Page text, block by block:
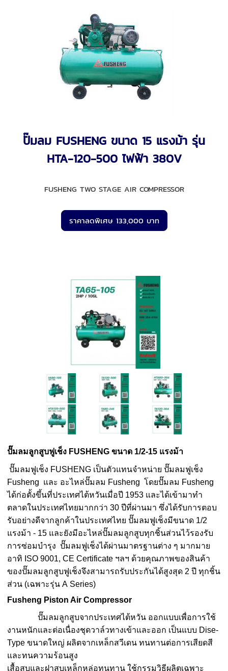
ปั๊มลม FUSHENG ขนาด 15 แรงม้า รุ่น
HTA-120-500 ไฟฟ้า 380V
FUSHENG TWO STAGE AIR COMPRESSOR
ราคาลดพิเศษ 133,000 บาท
ปั๊มลมลูกสูบฟูเช็ง FUSHENG ขนาด 1/2-15 แรงม้า
ปั๊มลมฟูเช็ง FUSHENG เป็นตัวแทนจำหน่าย ปั๊มลมฟูเช็ง
Fusheng และ อะไหล่ปั๊มลม Fusheng โดยปั๊มลม Fusheng
ได้ก่อตั้งขึ้นที่ประเทศไต้หวันเมื่อปี 1953 และได้เข้ามาทำ
ตลาดในประเทศไทยมากกว่า 30 ปีที่ผ่านมา ซึ่งได้รับการตอบ
รับอย่างดีจากลูกค้าในประเทศไทย ปั๊มลมฟูเช็งมีขนาด 1/2
แรงม้า - 15 และยังมีอะไหล่ปั๊มลมลูกสูบทุกชิ้นส่วนไว้รองรับ
การซ่อมบำรุง ปั๊มลมฟูเช็งได้ผ่านมาตรฐานต่าง ๆ มากมาย
อาทิ ISO 9001, CE Certificate ฯลฯ ด้วยคุณภาพของสินค้า
ของปั๊มลมลูกสูบฟูเช็งจึงสามารถรับประกันได้สูงสุด 2 ปี ทุกชิ้น
ส่วน (เฉพาะรุ่น A Series)
Fusheng Piston Air Compressor
ปั๊มลมลูกสูบจากประเทศไต้หวัน ออกแบบเพื่อการใช้
งานหนักและต่อเนื่องชุดวาล์วทางเข้าและออก เป็นแบบ Dise-
Type ขนาดใหญ่ ผลิตจากเหล็กสวีเดน ทนทานต่อการเสียดสี
และทนความร้อนสูง
เสื้อสูบและฝาสูบเหล็กหล่อทนทาน ใช้กรรมวิธีผลิตเฉพาะ